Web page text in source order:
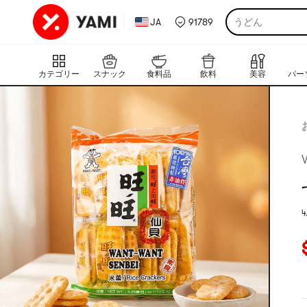
JA 91789 うどん
カテゴリー スナック 食料品 飲料 美容